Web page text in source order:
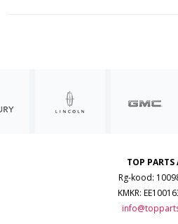
TOP PARTS
Rg-kood:
KMKR: